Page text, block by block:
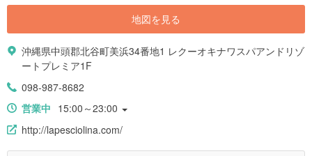
地図を見る
沖縄県中頭郡北谷町美浜34番地1 レクーオキナワスパアンドリゾ
ートプレミア1F
098-987-8682
営業中 15:00～23:00
http://lapesciolina.com/